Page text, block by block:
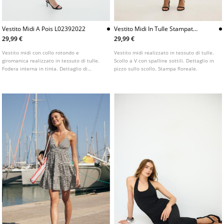
Vestito Midi A Pois L02392022
29,99 €
Vestito midi con collo rotondo e
giromanica realizzato in tessuto di tulle.
Fodera interna in tinta. Dettaglio di
Vestito Midi In Tulle Stampato
Con Pizzo
29,99 €
Vestito midi realizzato in tessuto di tulle.
Scollo a V con spalline sottili. Dettaglio in
pizzo sullo scollo. Stampa floreale.